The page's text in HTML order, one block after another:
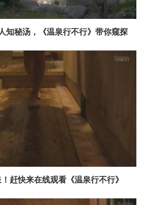
知秘汤，《温泉行不行》带你窥探
赶快来在线观看《温泉行不行》